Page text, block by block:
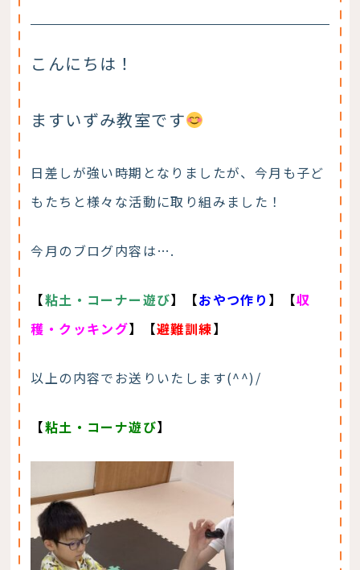
こんにちは！
ますいずみ教室です
日差しが強い時期となりましたが、今月も子ど
もたちと様々な活動に取り組みました！
今月のブログ内容は….
【粘土・コーナー遊び】 【おやつ作り 】【収
穫・クッキング】【避難訓練】
以上の内容でお送りいたします(^^)/
【粘土・コーナ遊び】